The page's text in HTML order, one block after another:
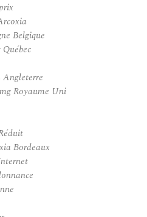
Belgique
Royaume Uni
Bordeaux